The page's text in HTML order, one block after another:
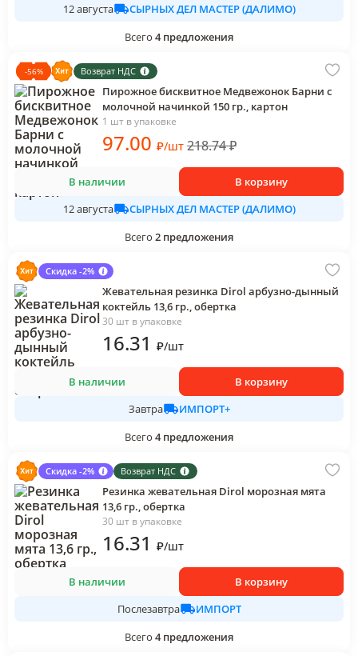
12 августа
СЫРНЫХ ДЕЛ МАСТЕР (ДАЛИМО)
Всего 4 предложения
-56% Возврат НДС
Пирожное бисквитное Медвежонок Барни с
молочной начинкой 150 гр., картон
1 шт в упаковке
97.00 ₽/шт 218.74₽
В наличии
В корзину
12 августа
СЫРНЫХ ДЕЛ МАСТЕР (ДАЛИМО)
Всего 2 предложения
Скидка -2%
Жевательная резинка Dirol арбузно-дынный
коктейль 13,6 гр., обертка
30 шт в упаковке
16.31 ₽/шт
В наличии
В корзину
Завтра
ИМПОРТ+
Всего 4 предложения
Скидка -2% Возврат НДС
Резинка жевательная Dirol морозная мята
13,6 гр., обертка
30 шт в упаковке
16.31 ₽/шт
В наличии
В корзину
Послезавтра
ИМПОРТ
Всего 4 предложения